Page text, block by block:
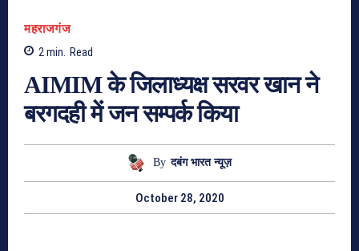
महराजगंज
2 min. Read
AIMIM के जिलाध्यक्ष सरवर खान ने
बरगदही में जन सम्पर्क किया
By दबंग भारत न्यूज़
October 28, 2020